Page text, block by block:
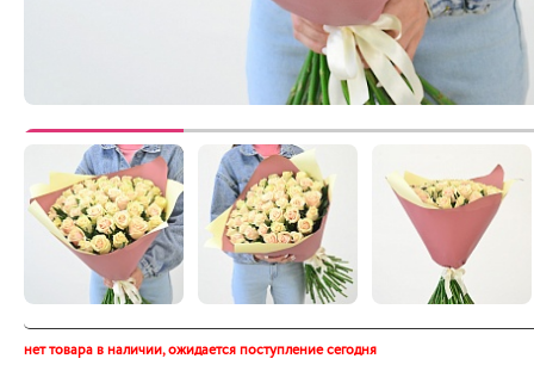
нет товара в наличии,ожидается поступление сегодня